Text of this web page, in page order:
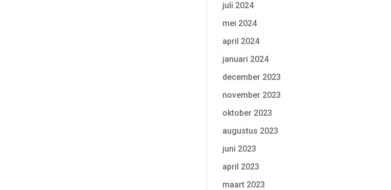
juli 2024
mei 2024
april 2024
januari 2024
december 2023
november 2023
oktober 2023
augustus 2023
juni 2023
april 2023
maart 2023